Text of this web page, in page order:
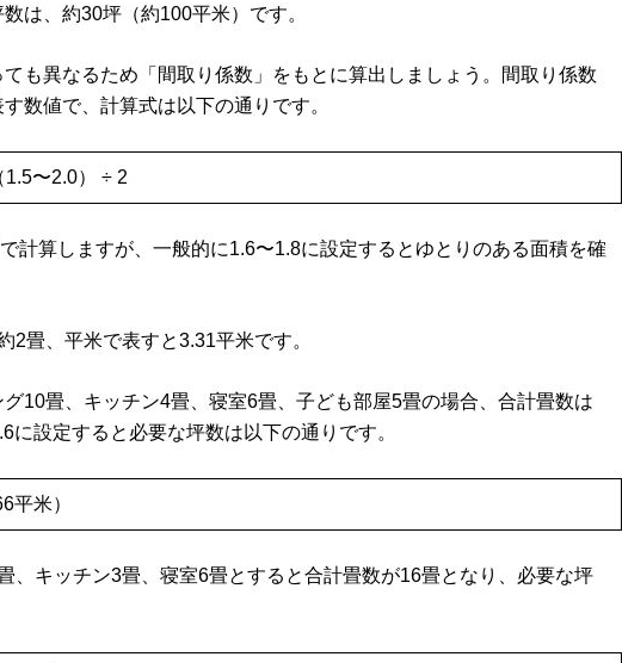
は、約30坪（約100平米）です。
も異なるため「間取り係数」をもとに算出しましょう。間取り係数
数値で、計算式は以下の通りです。
〜2.0） ÷ 2
計算しますが、一般的に1.6〜1.8に設定するとゆとりのある面積を確
2畳、平米で表すと3.31平米です。
10畳、キッチン4畳、寝室6畳、子ども部屋5畳の場合、合計畳数は
に設定すると必要な坪数は以下の通りです。
平米）
、キッチン3畳、寝室6畳とすると合計畳数が16畳となり、必要な坪